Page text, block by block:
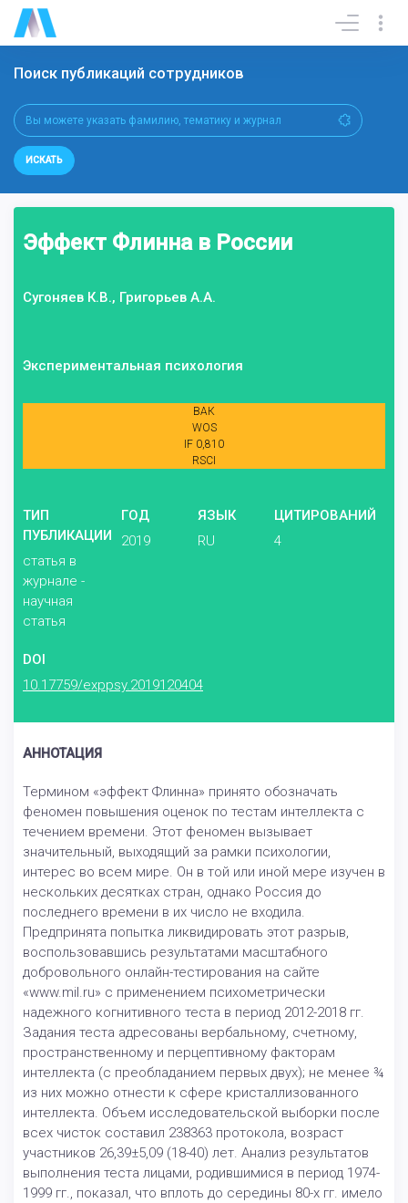
Поиск публикаций сотрудников
ИСКАТЬ
Эффект Флинна в России
Сугоняев К.В., Григорьев А.А.
Экспериментальная психология
ВАК
WOS
IF 0,810
RSCI
ТИП
ПУБЛИКАЦИИ
статья в
журнале -
научная
статья
ГОД
2019
ЯЗЫК
RU
ЦИТИРОВАНИЙ
4
DOI
10.17759/exppsy.2019120404
АННОТАЦИЯ
Термином «эффект Флинна» принято обозначать
феномен повышения оценок по тестам интеллекта с
течением времени. Этот феномен вызывает
значительный, выходящий за рамки психологии,
интерес во всем мире. Он в той или иной мере изучен в
нескольких десятках стран, однако Россия до
последнего времени в их число не входила.
Предпринята попытка ликвидировать этот разрыв,
воспользовавшись результатами масштабного
добровольного онлайн-тестирования на сайте
«www.mil.ru» с применением психометрически
надежного когнитивного теста в период 2012-2018 гг.
Задания теста адресованы вербальному, счетному,
пространственному и перцептивному факторам
интеллекта (с преобладанием первых двух); не менее ¾
из них можно отнести к сфере кристаллизованного
интеллекта. Объем исследовательской выборки после
всех чисток составил 238363 протокола, возраст
участников 26,39±5,09 (18-40) лет. Анализ результатов
выполнения теста лицами, родившимися в период 1974-
1999 гг., показал, что вплоть до середины 80-х гг. имело